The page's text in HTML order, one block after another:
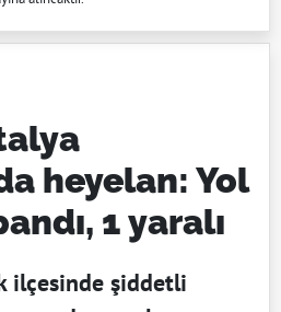
heyelan: Yol
1 yaralı
ilçesinde şiddetli